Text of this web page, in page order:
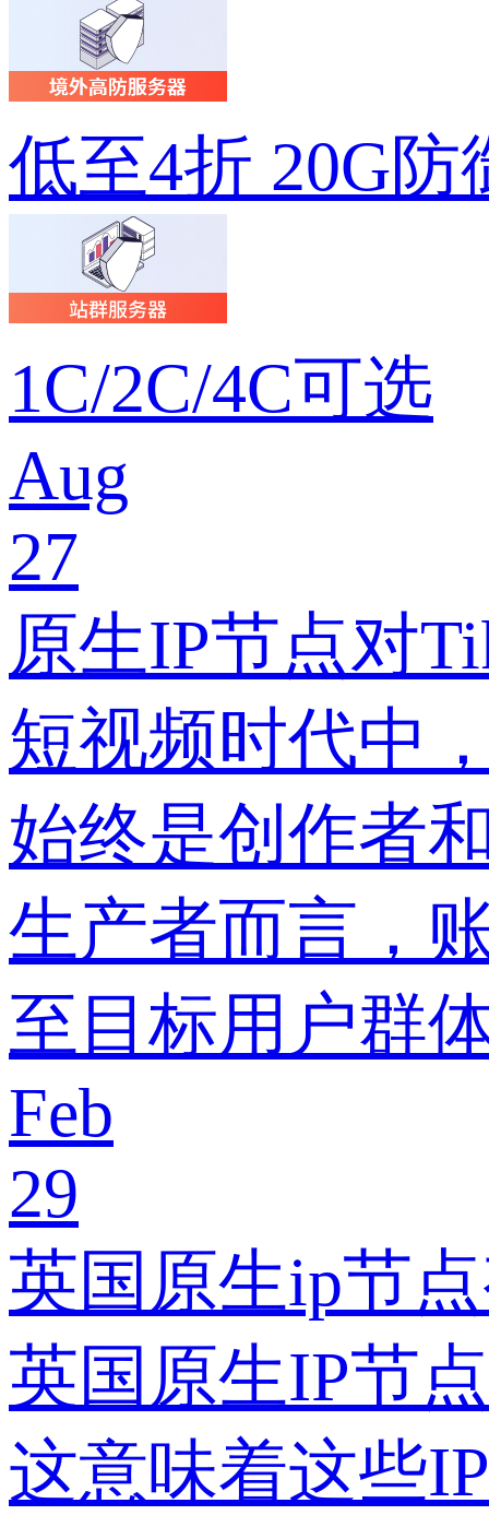
低至4折 20G防
1C/2C/4C可选
Aug
27
原生IP节点对
短视频时代中
始终是创作者
生产者而言，
至目标用户群
Feb
29
英国原生ip节
英国原生IP节
这意味着这些